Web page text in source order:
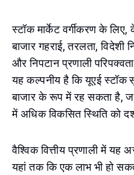
स्टॉक मार्केट वर्गीकरण के
बाजार गहराई, तरलता,
और निपटान प्रणाली
यह कल्पनीय है कि यूएई
बाजार के रूप में रह सकता है,
में अधिक विकसित स्थिति को
वैश्विक वित्तीय प्रणाली में यह
यहां तक कि एक लाभ भी हो